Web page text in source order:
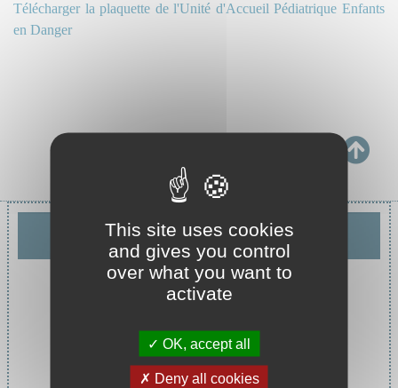
Chef de service :
Pr CANTAIS Aymeric
Télécharger la plaquette de l'Unité d'Accueil Pédiatrique Enfants
en Danger
This site uses cookies
and gives you control
over what you want to
activate
OK, accept all
Deny all cookies